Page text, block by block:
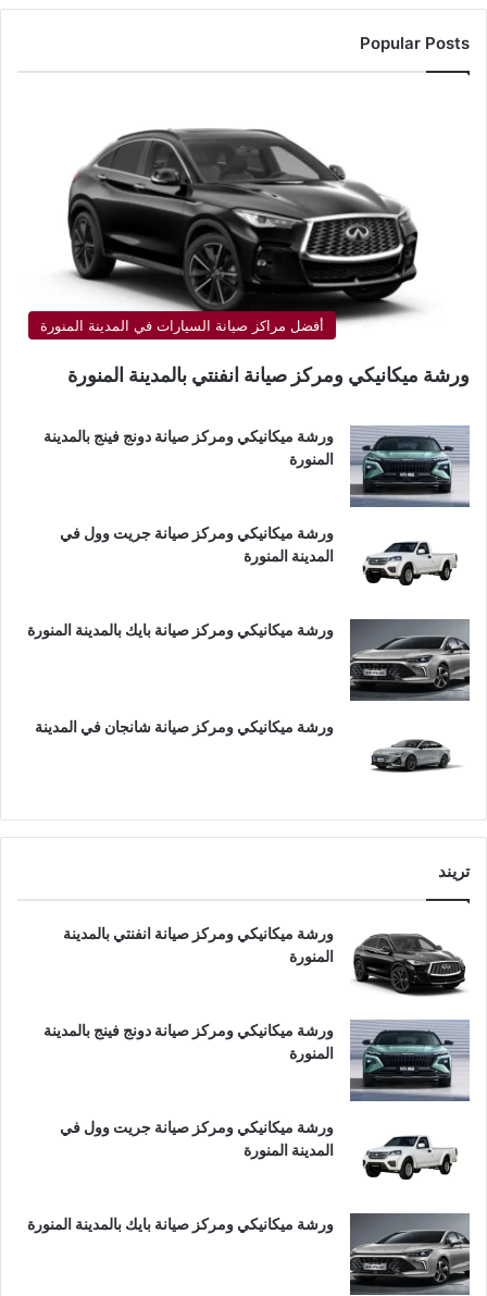
Popular Posts
أفضل مراكز صيانة السيارات في المدينة المنورة
ورشة ميكانيكي ومركز صيانة انفنتي بالمدينة المنورة
ورشة ميكانيكي ومركز صيانة دونج فينج بالمدينة
المنورة
ورشة ميكانيكي ومركز صيانة جريت وول في
المدينة المنورة
ورشة ميكانيكي ومركز صيانة بايك بالمدينة المنورة
ورشة ميكانيكي ومركز صيانة شانجان في المدينة
تريند
ورشة ميكانيكي ومركز صيانة انفنتي بالمدينة
المنورة
ورشة ميكانيكي ومركز صيانة دونج فينج بالمدينة
المنورة
ورشة ميكانيكي ومركز صيانة جريت وول في
المدينة المنورة
ورشة ميكانيكي ومركز صيانة بايك بالمدينة المنورة